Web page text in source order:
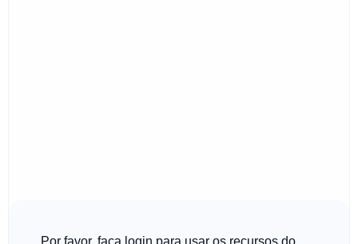
Por favor, faça login para usar os recursos do